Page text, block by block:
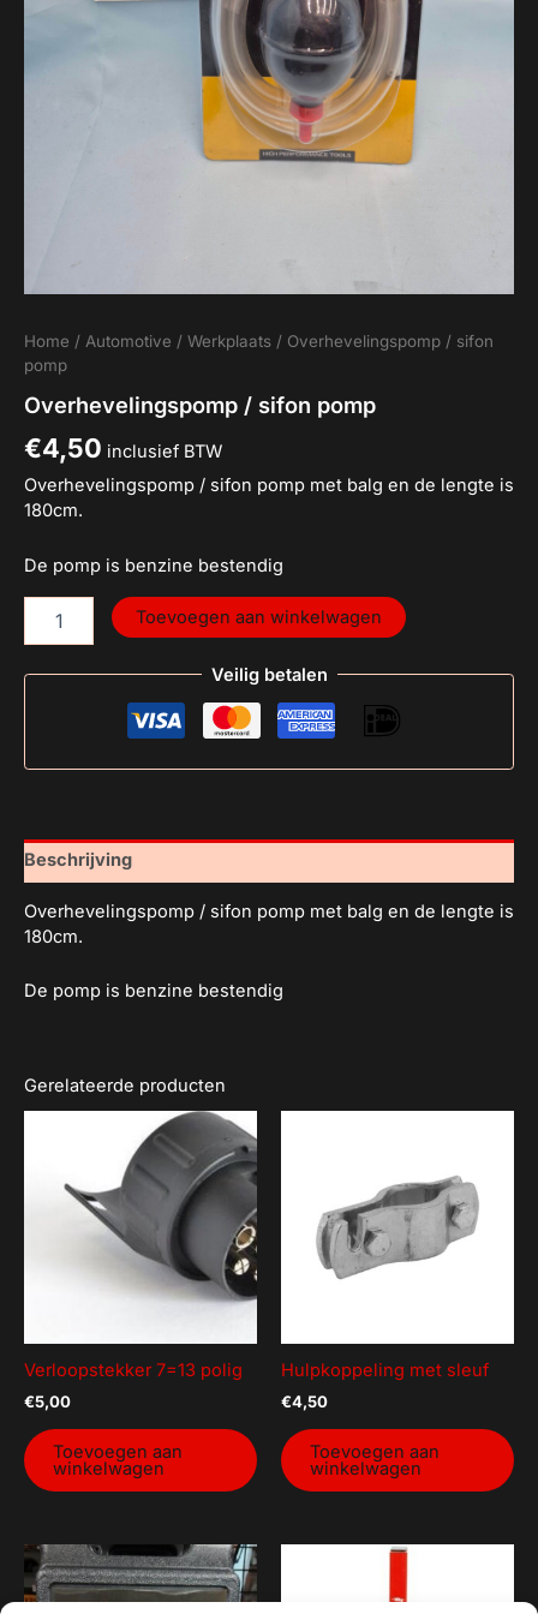
Home / Automotive / Werkplaats / Overhevelingspomp / sifon
pomp
Overhevelingspomp / sifon pomp
€4,50 inclusief BTW
Overhevelingspomp / sifon pomp met balg en de lengte is
180cm.
De pomp is benzine bestendig
Toevoegen aan winkelwagen
Veilig betalen
Beschrijving
Overhevelingspomp / sifon pomp met balg en de lengte is
180cm.
De pomp is benzine bestendig
Gerelateerde producten
Verloopstekker 7=13 polig
€5,00
Toevoegen aan
winkelwagen
Hulpkoppeling met sleuf
€4,50
Toevoegen aan
winkelwagen